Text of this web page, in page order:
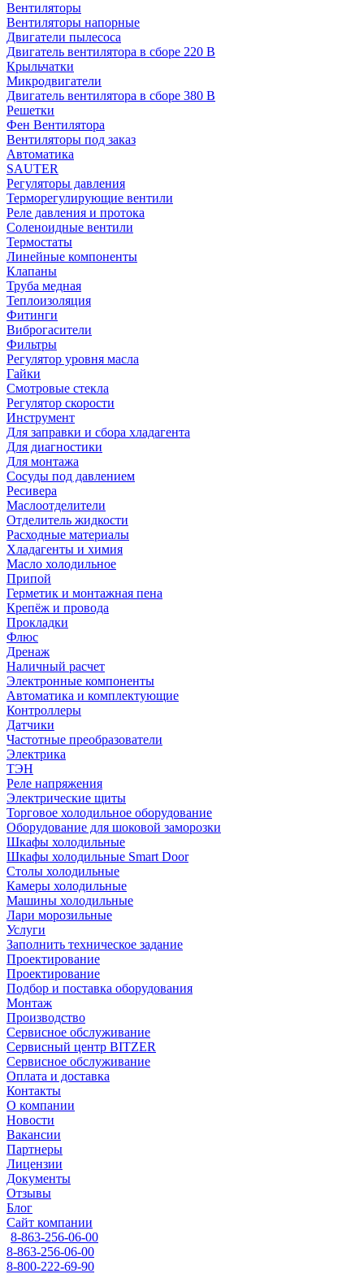
Вентиляторы
Вентиляторы напорные
Двигатели пылесоса
Двигатель вентилятора в сборе 220 В
Крыльчатки
Микродвигатели
Двигатель вентилятора в сборе 380 В
Решетки
Фен Вентилятора
Вентиляторы под заказ
Автоматика
SAUTER
Регуляторы давления
Терморегулирующие вентили
Реле давления и протока
Соленоидные вентили
Термостаты
Линейные компоненты
Клапаны
Труба медная
Теплоизоляция
Фитинги
Виброгасители
Фильтры
Регулятор уровня масла
Гайки
Смотровые стекла
Регулятор скорости
Инструмент
Для заправки и сбора хладагента
Для диагностики
Для монтажа
Сосуды под давлением
Ресивера
Маслоотделители
Отделитель жидкости
Расходные материалы
Хладагенты и химия
Масло холодильное
Припой
Герметик и монтажная пена
Крепёж и провода
Прокладки
Флюс
Дренаж
Наличный расчет
Электронные компоненты
Автоматика и комплектующие
Контроллеры
Датчики
Частотные преобразователи
Электрика
ТЭН
Реле напряжения
Электрические щиты
Торговое холодильное оборудование
Оборудование для шоковой заморозки
Шкафы холодильные
Шкафы холодильные Smart Door
Столы холодильные
Камеры холодильные
Машины холодильные
Лари морозильные
Услуги
Заполнить техническое задание
Проектирование
Проектирование
Подбор и поставка оборудования
Монтаж
Производство
Сервисное обслуживание
Сервисный центр BITZER
Сервисное обслуживание
Оплата и доставка
Контакты
О компании
Новости
Вакансии
Партнеры
Лицензии
Документы
Отзывы
Блог
Сайт компании
8-863-256-06-00
8-863-256-06-00
8-800-222-69-90